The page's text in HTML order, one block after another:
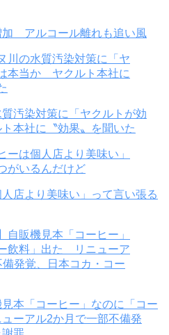
加 アルコール離れも追い風
質汚染対策に「ヤクルトが効
本社に〝効果〟を聞いた
人店より美味い」って言い張る
見本「コーヒー」なのに「コー
ーアル2か月で一部不備発